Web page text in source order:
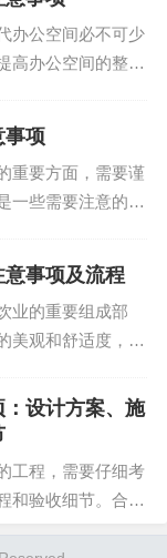
...
办公空间必不可少
高办公空间的整体
能需求等。以下是
事...
事项
重要方面，需要谨
一些需要注意的事
风格的材料。例
的...
事项及流程
业的重要组成部
美观和舒适度，也
要注意以下几个方
餐饮店的设计风格
设计方案、施
工程，需要仔细考
和验收细节。合理